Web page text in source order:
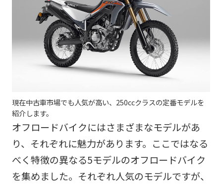
現在中古車市場でも人気が高い、250ccクラスの定番モデルを
紹介します。
オフロードバイクにはさまざまなモデルがあ
り、それぞれに魅力があります。ここではなる
べく特徴の異なる5モデルのオフロードバイク
を集めました。それぞれ人気のモデルですが、